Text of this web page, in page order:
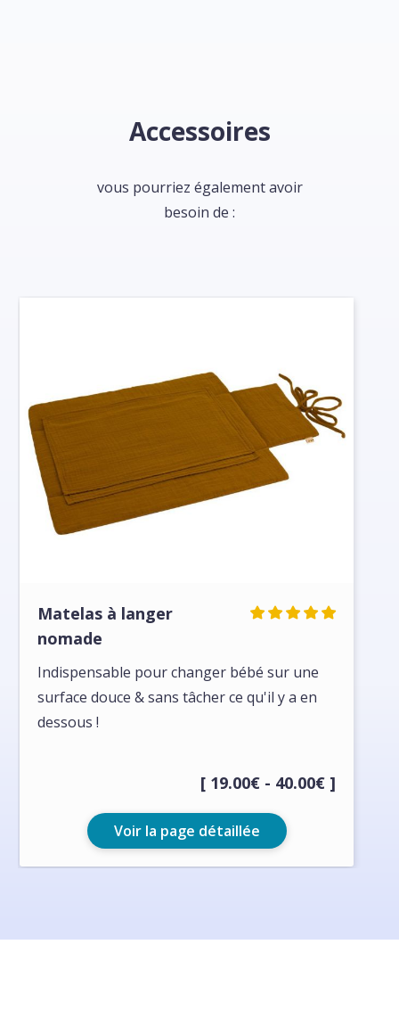
Accessoires
vous pourriez également avoir
besoin de :
Matelas à langer
nomade
Indispensable pour changer bébé sur une
surface douce & sans tâcher ce qu'il y a en
dessous !
[ 19.00€ - 40.00€ ]
Voir la page détaillée